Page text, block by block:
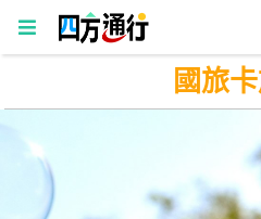
四
通
國旅